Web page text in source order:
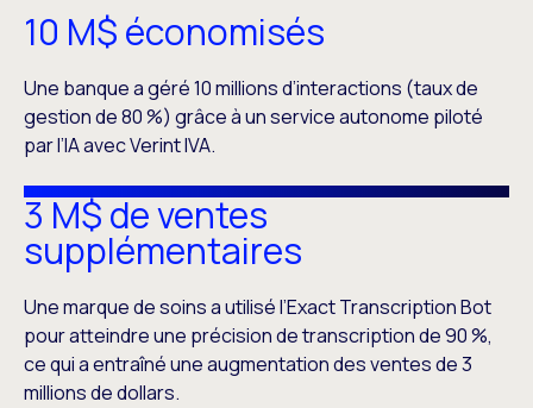
10 M$ économisés
Une banque a géré 10 millions d’interactions (taux de
gestion de 80 %) grâce à un service autonome piloté
par l’IA avec Verint IVA.
3 M$ de ventes
supplémentaires
Une marque de soins a utilisé l’Exact Transcription Bot
pour atteindre une précision de transcription de 90 %,
ce qui a entraîné une augmentation des ventes de 3
millions de dollars.